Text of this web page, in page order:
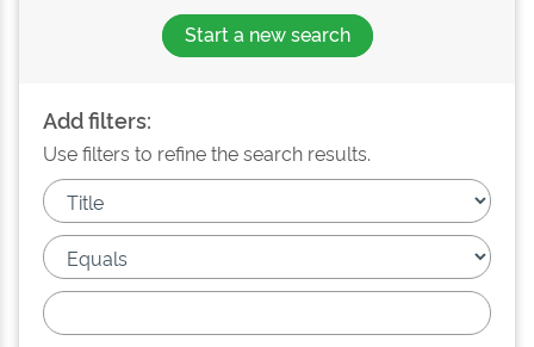
Start a new search
Add filters:
Use filters to refine the search results.